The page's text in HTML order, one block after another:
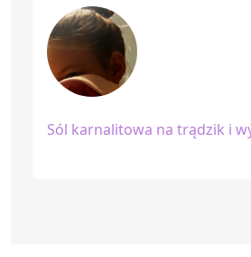
Sól karnalitowa na trądzik i